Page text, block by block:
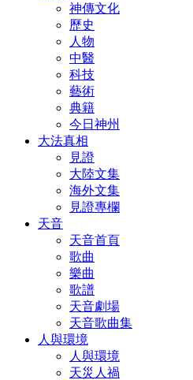
神傳文化
歷史
人物
中醫
科技
藝術
典籍
今日神州
大法真相
見證
大陸文集
海外文集
見證專欄
天音
天音首頁
歌曲
樂曲
歌譜
天音劇場
天音歌曲集
人與環境
人與環境
天災人禍